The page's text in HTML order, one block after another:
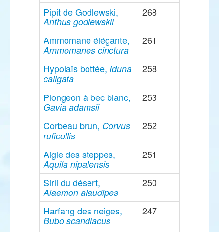
Pipit de Godlewski,
Anthus godlewskii
268
Ammomane élégante,
Ammomanes cinctura
261
Hypolaïs bottée, Iduna
caligata
258
Plongeon à bec blanc,
Gavia adamsii
253
Corbeau brun, Corvus
ruficollis
252
Aigle des steppes,
Aquila nipalensis
251
Sirli du désert,
Alaemon alaudipes
250
Harfang des neiges,
Bubo scandiacus
247